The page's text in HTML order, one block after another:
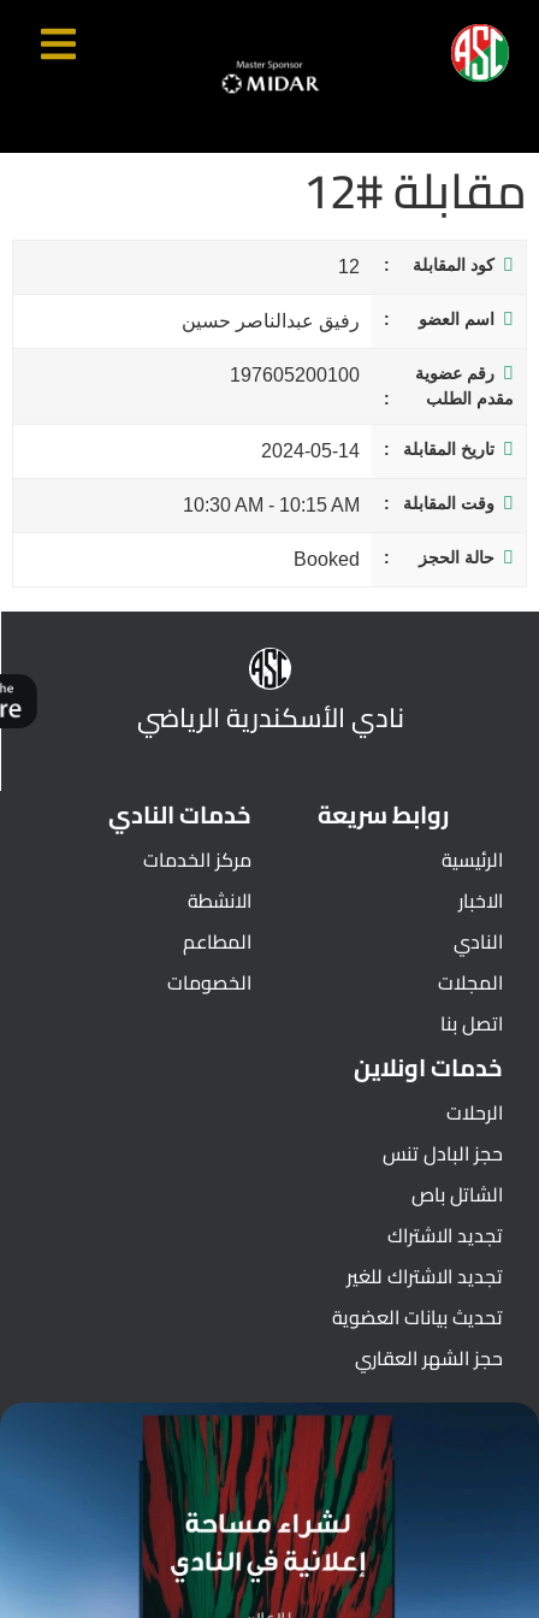
مقابلة #12
كود المقابلة 12
اسم العضو رفيق عبدالناصر حسين
رقم عضوية
مقدم الطلب
197605200100
تاريخ المقابلة 2024-05-14
وقت المقابلة 10:15 AM
-
10:30 AM
حالة الحجز Booked
نادي الأسكندرية الرياضي
روابط سريعة
الرئيسية
الاخبار
النادي
المجلات
اتصل بنا
خدمات النادي
مركز الخدمات
الانشطة
المطاعم
الخصومات
خدمات اونلاين
الرحلات
حجز البادل تنس
الشاتل باص
تجديد الاشتراك
تجديد الاشتراك للغير
تحديث بيانات العضوية
حجز الشهر العقاري